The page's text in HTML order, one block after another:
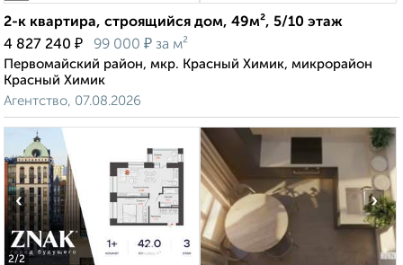
2-к квартира, строящийся дом, 49м², 5/10 этаж
4 827 240 ₽ 99 000 ₽ за м²
Первомайский район, мкр. Красный Химик, микрорайон
Красный Химик
Агентство, 07.08.2026
2/2
‹ ›